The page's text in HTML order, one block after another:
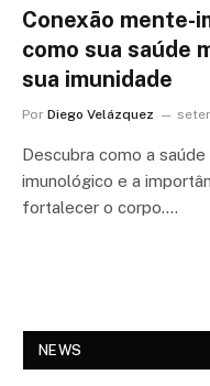
Conexão mente-
como sua saúde
sua imunidade
Por Diego Velázquez
Descubra como a
imunológico e a
fortalecer o corpo.…
NEWS